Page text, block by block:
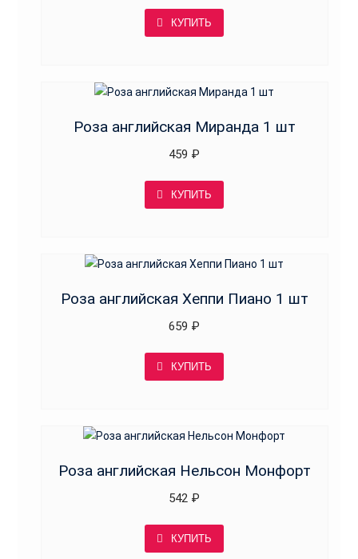
КУПИТЬ
Роза английская Миранда 1 шт
459 ₽
КУПИТЬ
Роза английская Хеппи Пиано 1 шт
659 ₽
КУПИТЬ
Роза английская Нельсон Монфорт
542 ₽
КУПИТЬ